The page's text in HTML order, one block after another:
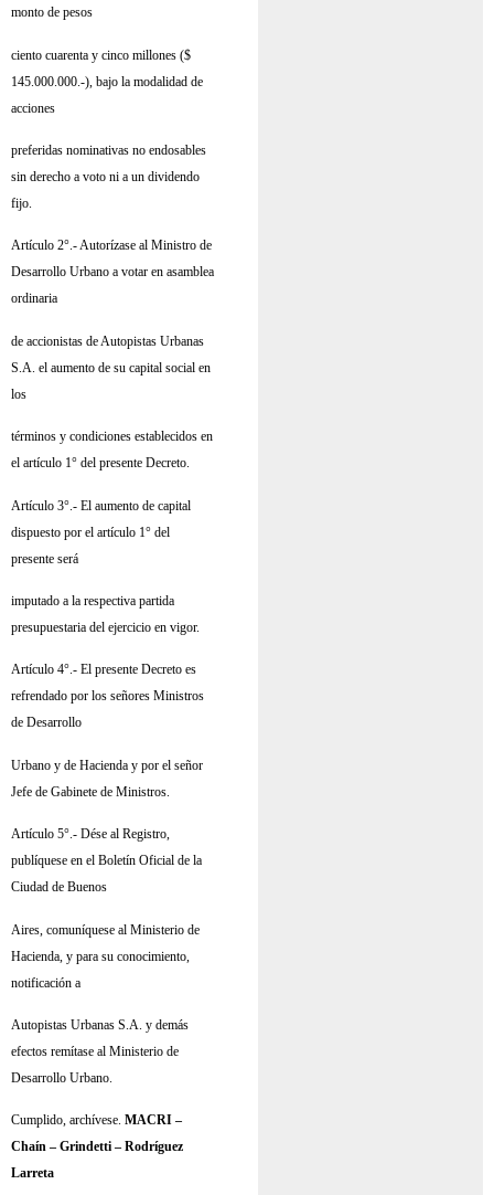
monto de pesos
ciento cuarenta y cinco millones ($
145.000.000.-), bajo la modalidad de
acciones
preferidas nominativas no endosables
sin derecho a voto ni a un dividendo
fijo.
Artículo 2°.- Autorízase al Ministro de
Desarrollo Urbano a votar en asamblea
ordinaria
de accionistas de Autopistas Urbanas
S.A. el aumento de su capital social en
los
términos y condiciones establecidos en
el artículo 1° del presente Decreto.
Artículo 3°.- El aumento de capital
dispuesto por el artículo 1° del
presente será
imputado a la respectiva partida
presupuestaria del ejercicio en vigor.
Artículo 4°.- El presente Decreto es
refrendado por los señores Ministros
de Desarrollo
Urbano y de Hacienda y por el señor
Jefe de Gabinete de Ministros.
Artículo 5°.- Dése al Registro,
publíquese en el Boletín Oficial de la
Ciudad de Buenos
Aires, comuníquese al Ministerio de
Hacienda, y para su conocimiento,
notificación a
Autopistas Urbanas S.A. y demás
efectos remítase al Ministerio de
Desarrollo Urbano.
Cumplido, archívese. MACRI –
Chaín – Grindetti – Rodríguez
Larreta